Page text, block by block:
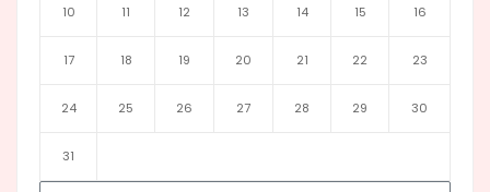
10 11 12 13 14 15 16
17 18 19 20 21 22 23
24 25 26 27 28 29 30
31